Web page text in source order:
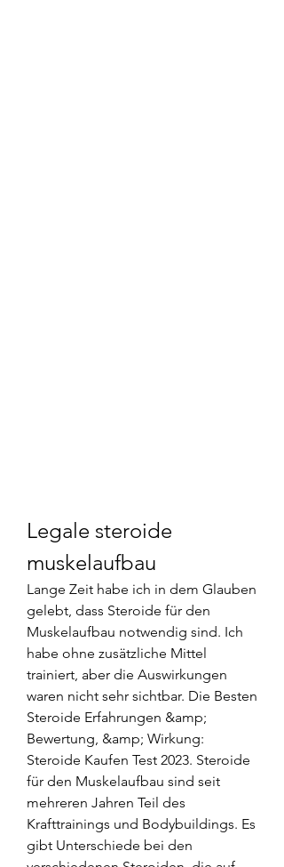
Legale steroide
muskelaufbau
Lange Zeit habe ich in dem Glauben
gelebt, dass Steroide für den
Muskelaufbau notwendig sind. Ich
habe ohne zusätzliche Mittel
trainiert, aber die Auswirkungen
waren nicht sehr sichtbar. Die Besten
Steroide Erfahrungen &amp;
Bewertung, &amp; Wirkung:
Steroide Kaufen Test 2023. Steroide
für den Muskelaufbau sind seit
mehreren Jahren Teil des
Krafttrainings und Bodybuildings. Es
gibt Unterschiede bei den